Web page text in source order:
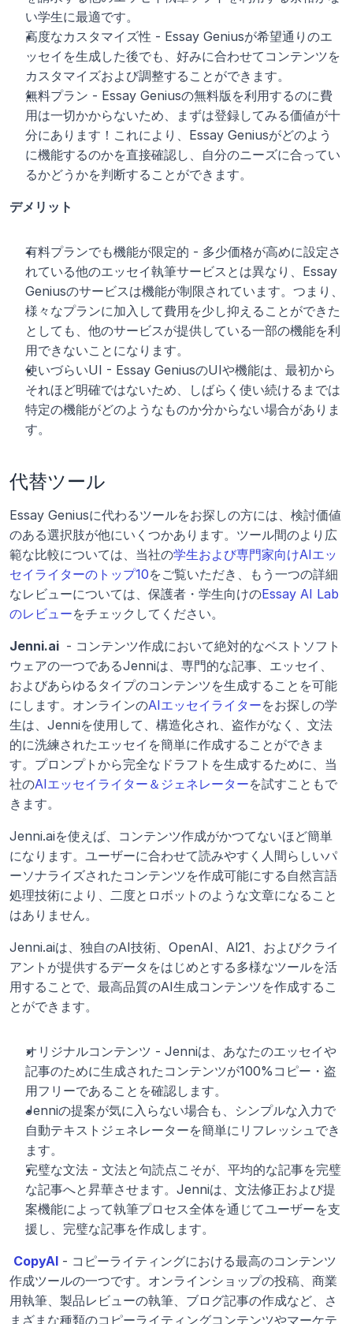
い学生に最適です。
高度なカスタマイズ性 - Essay Geniusが希望通りのエ
ッセイを生成した後でも、好みに合わせてコンテンツを
カスタマイズおよび調整することができます。
無料プラン - Essay Geniusの無料版を利用するのに費
用は一切かからないため、まずは登録してみる価値が十
分にあります！これにより、Essay Geniusがどのよう
に機能するのかを直接確認し、自分のニーズに合ってい
るかどうかを判断することができます。
デメリット
有料プランでも機能が限定的 - 多少価格が高めに設定さ
れている他のエッセイ執筆サービスとは異なり、Essay
Geniusのサービスは機能が制限されています。つまり、
様々なプランに加入して費用を少し抑えることができた
としても、他のサービスが提供している一部の機能を利
用できないことになります。
使いづらいUI - Essay GeniusのUIや機能は、最初から
それほど明確ではないため、しばらく使い続けるまでは
特定の機能がどのようなものか分からない場合がありま
す。
代替ツール
Essay Geniusに代わるツールをお探しの方には、検討価値
のある選択肢が他にいくつかあります。ツール間のより広
範な比較については、当社の学生および専門家向けAIエッ
セイライターのトップ10をご覧いただき、もう一つの詳細
なレビューについては、保護者・学生向けのEssay AI Lab
のレビューをチェックしてください。
Jenni.ai - コンテンツ作成において絶対的なベストソフト
ウェアの一つであるJenniは、専門的な記事、エッセイ、
およびあらゆるタイプのコンテンツを生成することを可能
にします。オンラインのAIエッセイライターをお探しの学
生は、Jenniを使用して、構造化され、盗作がなく、文法
的に洗練されたエッセイを簡単に作成することができま
す。プロンプトから完全なドラフトを生成するために、当
社のAIエッセイライター＆ジェネレーターを試すこともで
きます。
Jenni.aiを使えば、コンテンツ作成がかつてないほど簡単
になります。ユーザーに合わせて読みやすく人間らしいパ
ーソナライズされたコンテンツを作成可能にする自然言語
処理技術により、二度とロボットのような文章になること
はありません。
Jenni.aiは、独自のAI技術、OpenAI、Al21、およびクライ
アントが提供するデータをはじめとする多様なツールを活
用することで、最高品質のAI生成コンテンツを作成するこ
とができます。
オリジナルコンテンツ - Jenniは、あなたのエッセイや
記事のために生成されたコンテンツが100%コピー・盗
用フリーであることを確認します。
Jenniの提案が気に入らない場合も、シンプルな入力で
自動テキストジェネレーターを簡単にリフレッシュでき
ます。
完璧な文法 - 文法と句読点こそが、平均的な記事を完璧
な記事へと昇華させます。Jenniは、文法修正および提
案機能によって執筆プロセス全体を通じてユーザーを支
援し、完璧な記事を作成します。
CopyAI - コピーライティングにおける最高のコンテンツ
作成ツールの一つです。オンラインショップの投稿、商業
用執筆、製品レビューの執筆、ブログ記事の作成など、さ
まざまな種類のコピーライティングコンテンツやマーケテ